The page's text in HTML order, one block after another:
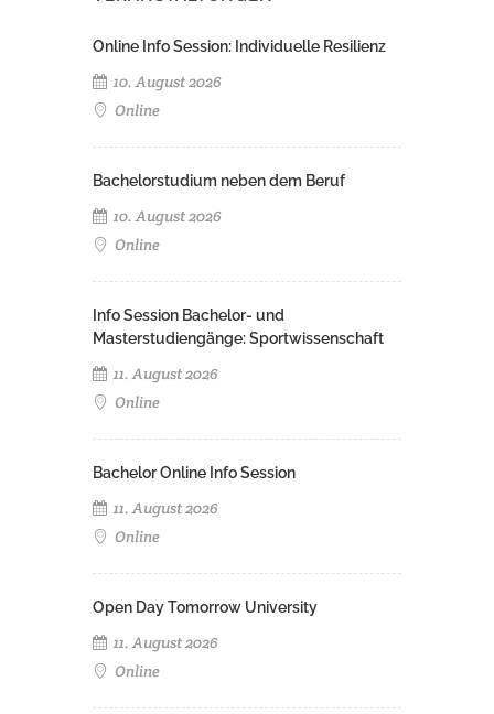
Online Info Session: Individuelle Resilienz
10. August 2026
Online
Bachelorstudium neben dem Beruf
10. August 2026
Online
Info Session Bachelor- und
Masterstudiengänge: Sportwissenschaft
11. August 2026
Online
Bachelor Online Info Session
11. August 2026
Online
Open Day Tomorrow University
11. August 2026
Online